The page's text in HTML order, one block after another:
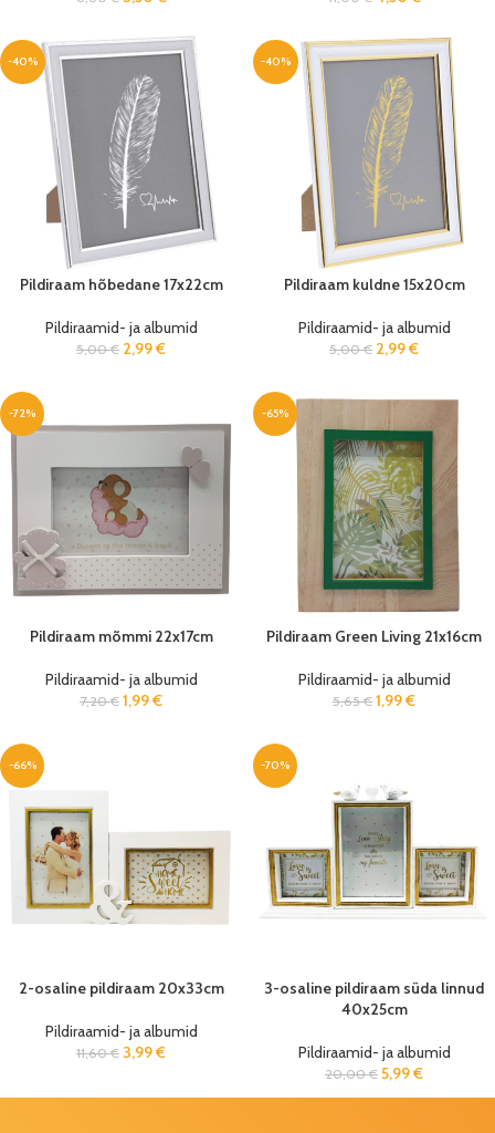
-40%
Pildiraam hõbedane 17x22cm
Pildiraamid- ja albumid
5,00€ 2,99€
-40%
Pildiraam kuldne 15x20cm
Pildiraamid- ja albumid
5,00€ 2,99€
-72%
Pildiraam mõmmi 22x17cm
Pildiraamid- ja albumid
7,20€ 1,99€
-65%
Pildiraam Green Living 21x16cm
Pildiraamid- ja albumid
5,65€ 1,99€
-66%
2-osaline pildiraam 20x33cm
Pildiraamid- ja albumid
11,60€ 3,99€
-70%
3-osaline pildiraam süda linnud
40x25cm
Pildiraamid- ja albumid
20,00€ 5,99€